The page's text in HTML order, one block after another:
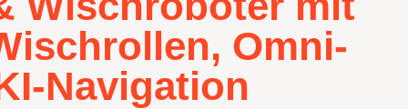
Omni-
Navigation